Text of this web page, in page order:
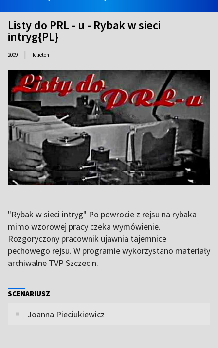
Listy do PRL - u - Rybak w sieci
intryg{PL}
2009 | felieton
"Rybak w sieci intryg" Po powrocie z rejsu na rybaka
mimo wzorowej pracy czeka wymówienie.
Rozgoryczony pracownik ujawnia tajemnice
pechowego rejsu. W programie wykorzystano materiały
archiwalne TVP Szczecin.
SCENARIUSZ
Joanna Pieciukiewicz